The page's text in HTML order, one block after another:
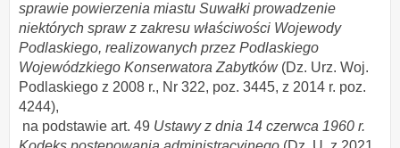
sprawie powierzenia miastu Suwałki prowadzenie
niektórych spraw z zakresu właściwości Wojewody
Podlaskiego, realizowanych przez Podlaskiego
Wojewódzkiego Konserwatora Zabytków (Dz. Urz. Woj.
Podlaskiego z 2008 r., Nr 322, poz. 3445, z 2014 r. poz.
4244),
na podstawie art. 49 Ustawy z dnia 14 czerwca 1960 r.